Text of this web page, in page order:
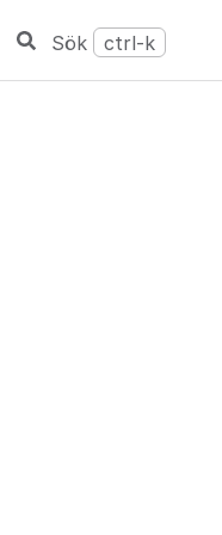
Sök ctrl-k